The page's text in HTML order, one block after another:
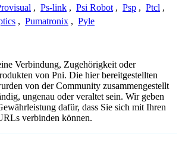
, Ps-link , Psi Robot , Psp , Ptcl ,
, Pumatronix , Pyle
Verbindung, Zugehörigkeit oder
von Pni. Die hier bereitgestellten
von der Community zusammengestellt
ungenau oder veraltet sein. Wir geben
dafür, dass Sie sich mit Ihren
verbinden können.